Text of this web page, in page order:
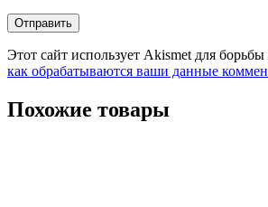
Этот сайт использует Akismet для
как обрабатываются ваши данные
Похожие товары